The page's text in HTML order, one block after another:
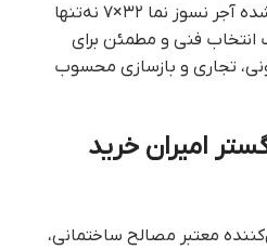
ترکیب این ویژگی‌ها باعث شده آجر نسوز نما ۳۲×۷ نه‌تنها
انتخاب فنی و مطمئن برای
تجاری و بازسازی محسوب
امیران خرید
معتبر مصالح ساختمانی،